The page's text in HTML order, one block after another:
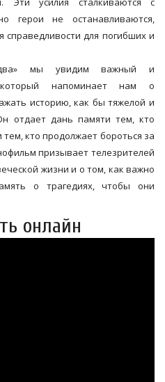
герои не останавливаются,
для погибших и
мы увидим важный и
который напоминает нам о
историю, как бы тяжелой и
отдает дань памяти тем, кто
кто продолжает бороться за
призывает телезрителей
жизни и о том, как важно
о трагедиях, чтобы они
онлайн